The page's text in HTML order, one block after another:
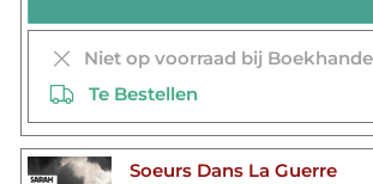
Niet op voorraad bij
Te Bestellen
Soeurs Dans La Guerre